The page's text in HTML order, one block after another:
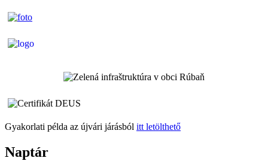
Gyakorlati példa az újvári járásból itt letölthető
Naptár